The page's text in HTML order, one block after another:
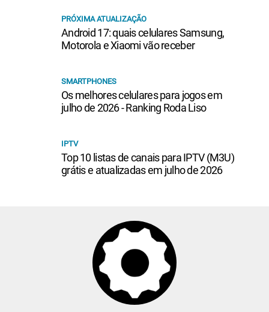
PRÓXIMA ATUALIZAÇÃO
Android 17: quais celulares Samsung,
Motorola e Xiaomi vão receber
SMARTPHONES
Os melhores celulares para jogos em
julho de 2026 - Ranking Roda Liso
IPTV
Top 10 listas de canais para IPTV (M3U)
grátis e atualizadas em julho de 2026